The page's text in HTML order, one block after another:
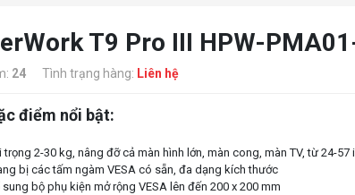
T9 Pro III HPW-
24 Tình trạng hàng: Liên hệ
điểm nổi bật:
trọng 2-30 kg, nâng đỡ cả màn hình lớn, màn cong, màn TV, từ 24-57
bị các tấm ngàm VESA có sẵn, đa dạng kích thước
sung bộ phụ kiện mở rộng VESA lên đến 200 x 200 mm